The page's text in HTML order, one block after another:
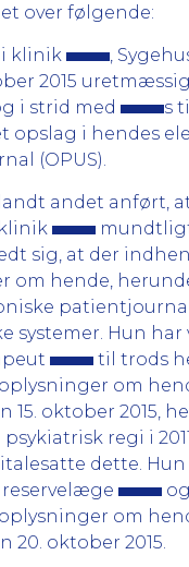
over følgende:
klinik
,
2015
i strid med
s
opslag i hendes
(OPUS).
andet anført,
sig, at der
om hende,
systemer. Hun har
til trods
om
15. oktober 2015,
regi i
dette.
reservelæge
om
20. oktober 2015.